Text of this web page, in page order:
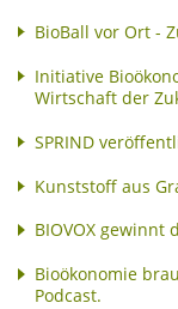
BioBall vor Ort -
Initiative
Wirtschaft der
SPRIND
Kunststoff aus
BIOVOX gewinnt
Bioökonomie
Podcast.